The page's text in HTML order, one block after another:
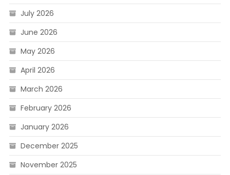
July 2026
June 2026
May 2026
April 2026
March 2026
February 2026
January 2026
December 2025
November 2025